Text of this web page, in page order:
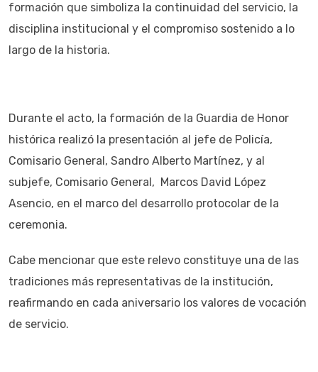
formación que simboliza la continuidad del servicio, la
disciplina institucional y el compromiso sostenido a lo
largo de la historia.
Durante el acto, la formación de la Guardia de Honor
histórica realizó la presentación al jefe de Policía,
Comisario General, Sandro Alberto Martínez, y al
subjefe, Comisario General, Marcos David López
Asencio, en el marco del desarrollo protocolar de la
ceremonia.
Cabe mencionar que este relevo constituye una de las
tradiciones más representativas de la institución,
reafirmando en cada aniversario los valores de vocación
de servicio.